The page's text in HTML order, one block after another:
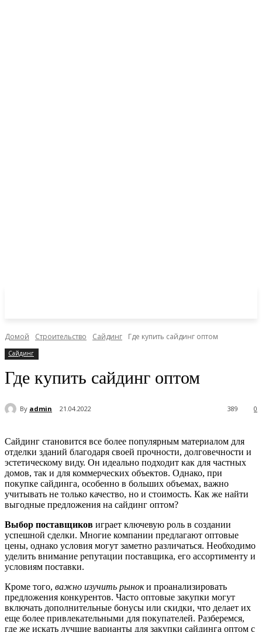
Домой Строительство Сайдинг Где купить сайдинг оптом
Сайдинг
Где купить сайдинг оптом
By admin 21.04.2022 0
389
Сайдинг становится все более популярным материалом для
отделки зданий благодаря своей прочности, долговечности и
эстетическому виду. Он идеально подходит как для частных
домов, так и для коммерческих объектов. Однако, при
покупке сайдинга, особенно в больших объемах, важно
учитывать не только качество, но и стоимость. Как же найти
выгодные предложения на сайдинг оптом?
Выбор поставщиков играет ключевую роль в создании
успешной сделки. Многие компании предлагают оптовые
цены, однако условия могут заметно различаться. Необходимо
уделить внимание репутации поставщика, его ассортименту и
условиям поставки.
Кроме того, важно изучить рыноки проанализировать
предложения конкурентов. Часто оптовые закупки могут
включать дополнительные бонусы или скидки, что делает их
еще более привлекательными для покупателей. Разберемся,
где же искать лучшие варианты для закупки сайдинга оптом с